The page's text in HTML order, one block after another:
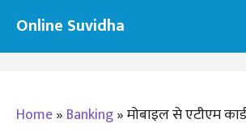
content
Online Suvidha
Home» Banking»मोबाइल से एटीएम